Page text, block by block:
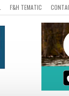
F&H TEMATIC